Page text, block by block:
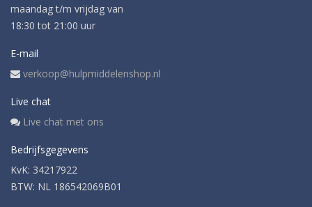
maandag t/m vrijdag van
18:30 tot 21:00 uur
E-mail
verkoop@hulpmiddelenshop.nl
Live chat
Live chat met ons
Bedrijfsgegevens
KvK: 34217922
BTW: NL 186542069B01